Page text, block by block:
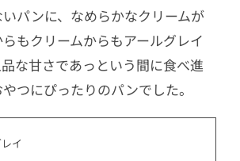
パンに、なめらかなクリームが
もクリームからもアールグレイ
な甘さであっという間に食べ進
つにぴったりのパンでした。
イ